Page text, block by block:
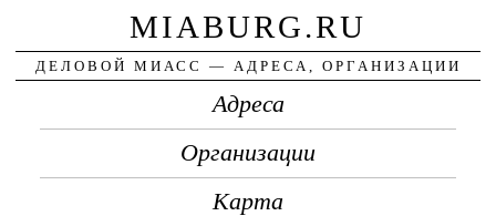
MIABURG.RU
ДЕЛОВОЙ МИАСС — АДРЕСА, ОРГАНИЗАЦИИ
Адреса
Организации
Карта